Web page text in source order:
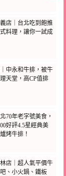
店｜台北吃到飽推
料理，讓你一試成
中永和牛排，被牛
天堂，高CP值排
70年老字號美食，
好評4.5星經典美
烤牛排！
店｜超人氣平價牛
、小火鍋、鐵板